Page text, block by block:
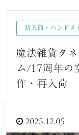
新入荷・ハンドメ
魔法雑貨タ
ム/17周年の
作・再入荷
2025.12.05